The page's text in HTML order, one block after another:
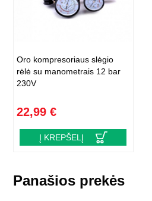
Oro kompresoriaus slėgio
rėlė su manometrais 12 bar
230V
22,99 €
Į KREPŠELĮ
Panašios prekės